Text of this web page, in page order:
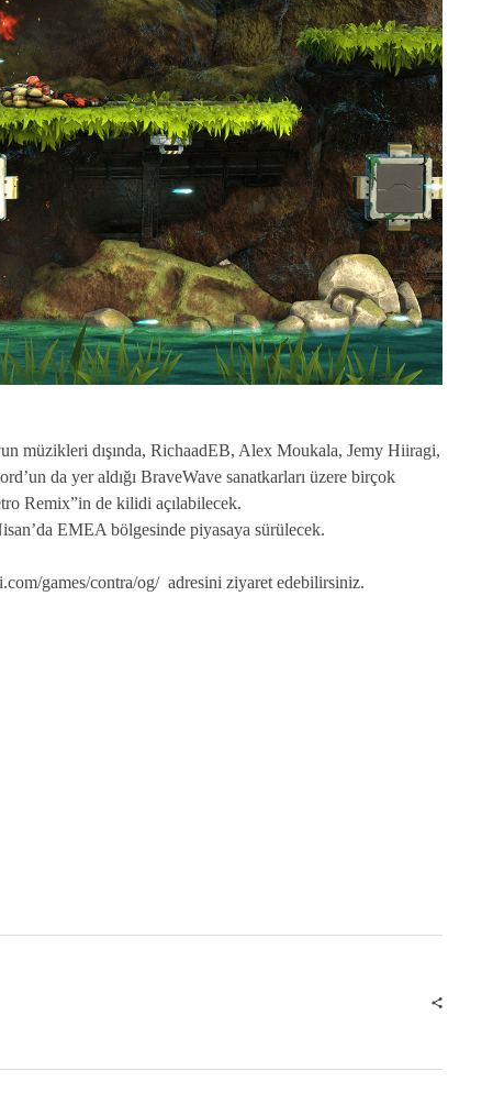
müzikleri dışında, RichaadEB, Alex Moukala, Jemy Hiiragi,
da yer aldığı BraveWave sanatkarları üzere birçok
Remix”in de kilidi açılabilecek.
EMEA bölgesinde piyasaya sürülecek.
games/contra/og/ adresini ziyaret edebilirsiniz.